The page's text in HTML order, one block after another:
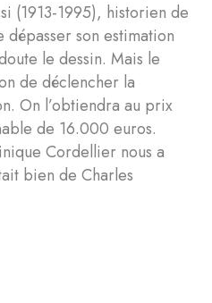
(1913-1995), historien de
dépasser son estimation
le dessin. Mais le
de déclencher la
On l’obtiendra au prix
de 16.000 euros.
Cordellier nous a
bien de Charles